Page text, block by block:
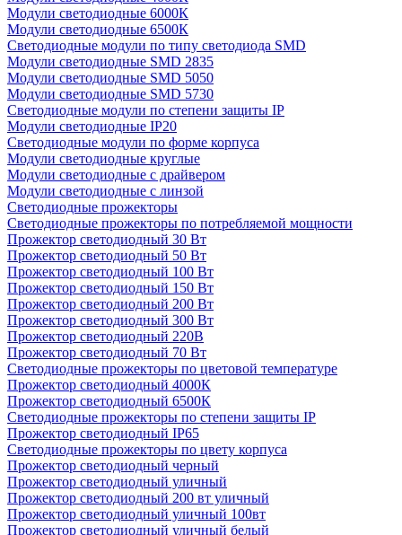
Модули светодиодные 6000К
Модули светодиодные 6500К
Светодиодные модули по типу светодиода SMD
Модули светодиодные SMD 2835
Модули светодиодные SMD 5050
Модули светодиодные SMD 5730
Светодиодные модули по степени защиты IP
Модули светодиодные IP20
Светодиодные модули по форме корпуса
Модули светодиодные круглые
Модули светодиодные с драйвером
Модули светодиодные с линзой
Светодиодные прожекторы
Светодиодные прожекторы по потребляемой мощности
Прожектор светодиодный 30 Вт
Прожектор светодиодный 50 Вт
Прожектор светодиодный 100 Вт
Прожектор светодиодный 150 Вт
Прожектор светодиодный 200 Вт
Прожектор светодиодный 300 Вт
Прожектор светодиодный 220В
Прожектор светодиодный 70 Вт
Светодиодные прожекторы по цветовой температуре
Прожектор светодиодный 4000К
Прожектор светодиодный 6500К
Светодиодные прожекторы по степени защиты IP
Прожектор светодиодный IP65
Светодиодные прожекторы по цвету корпуса
Прожектор светодиодный черный
Прожектор светодиодный уличный
Прожектор светодиодный 200 вт уличный
Прожектор светодиодный уличный 100вт
Прожектор светодиодный уличный белый